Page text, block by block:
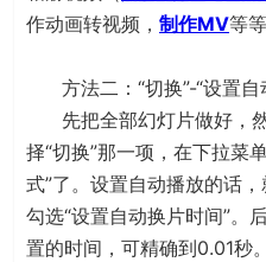
作动画转视频， 制作MV等
方法二：“切换”-“设置自
先把全部幻灯片做好，
择“切换”那一项，在下拉菜
式”了。设置自动播放的话，
勾选“设置自动换片时间”。
置的时间，可精确到0.01秒